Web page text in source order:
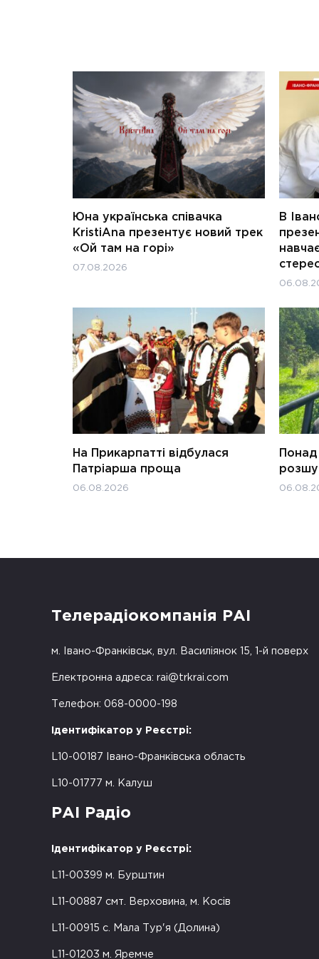
Юна українська співачка
KristiAna презентує новий трек
«Ой там на горі»
07.08.2026
В
На Прикарпатті відбулася
Патріарша проща
06.08.2026
Понад
Телерадіокомпанія РАІ
м. Івано-Франківськ, вул. Василіянок 15, 1-й поверх
Електронна адреса: rai@trkrai.com
Телефон: 068-0000-198
Ідентифікатор у Реєстрі:
L10-00187 Івано-Франківська область
L10-01777 м. Калуш
РАІ Радіо
Ідентифікатор у Реєстрі:
L11-00399 м. Бурштин
L11-00887 смт. Верховина, м. Косів
L11-00915 с. Мала Тур'я (Долина)
L11-01203 м. Яремче